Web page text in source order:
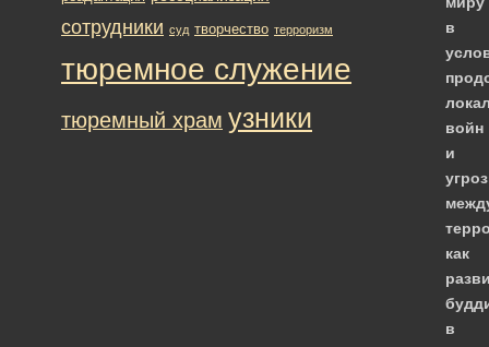
в
войн
и
как
в
сотрудники суд творчество терроризм
тюремное служение
тюремный храм узники